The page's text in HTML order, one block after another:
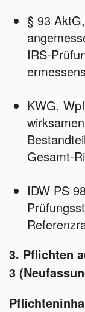
§ 93
KWG,
IDW PS
3. Pflichten
3